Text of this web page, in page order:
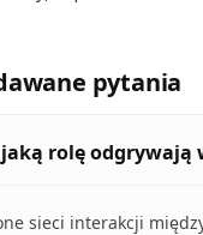
pytania
rolę odgrywają
sieci interakcji